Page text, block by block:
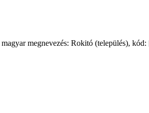
megnevezés: Rokitó (település),